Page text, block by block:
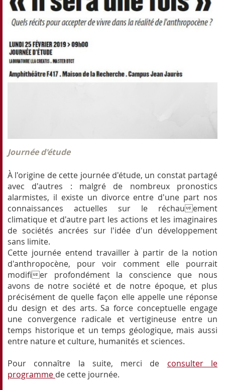
Journée d'étude
À l'origine de cette journée d'étude, un constat partagé
avec d'autres : malgré de nombreux pronostics
alarmistes, il existe un divorce entre d'une part nos
connaissances actuelles sur le réchauement
climatique et d'autre part les actions et les imaginaires
de sociétés ancrées sur l'idée d'un développement
sans limite.
Cette journée entend travailler à partir de la notion
d'anthropocène, pour voir comment elle pourrait
modifier profondément la conscience que nous
avons de notre société et de notre époque, et plus
précisément de quelle façon elle appelle une réponse
du design et des arts. Sa force conceptuelle engage
une convergence radicale et vertigineuse entre un
temps historique et un temps géologique, mais aussi
entre nature et culture, humanités et sciences.
Pour connaître la suite, merci de consulter le
programme de cette journée.